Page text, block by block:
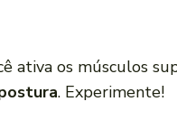
ativa os músculos
. Experimente!